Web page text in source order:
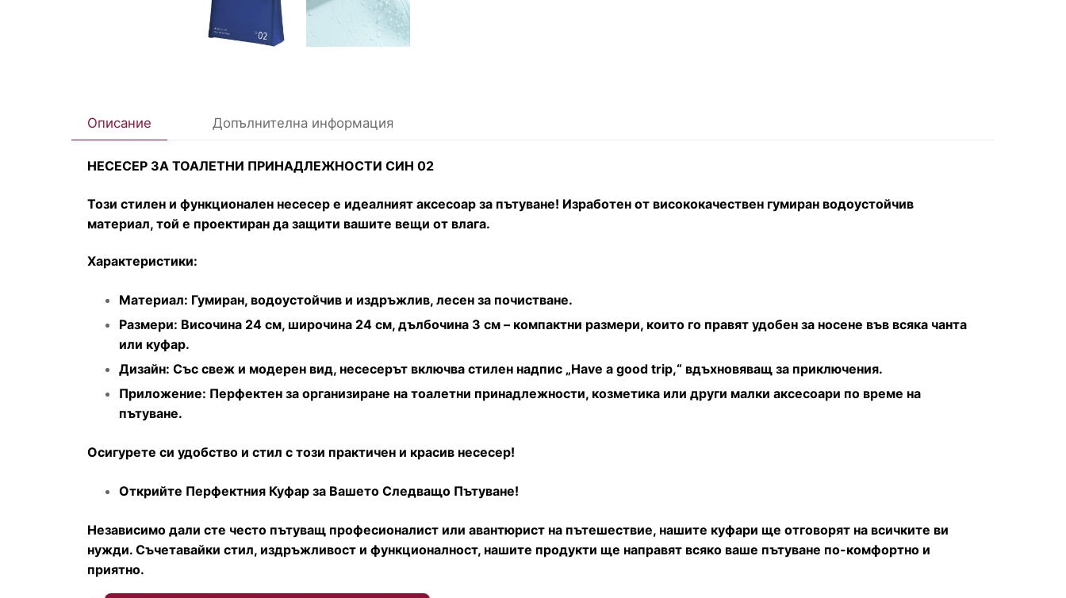
Описание Допълнителна информация
НЕСЕСЕР ЗА ТОАЛЕТНИ ПРИНАДЛЕЖНОСТИ СИН 02
Този стилен и функционален несесер е идеалният аксесоар за пътуване! Изработен от висококачествен гумиран водоустойчив
материал, той е проектиран да защити вашите вещи от влага.
Характеристики:
Материал: Гумиран, водоустойчив и издръжлив, лесен за почистване.
Размери: Височина 24 см, широчина 24 см, дълбочина 3 см – компактни размери, които го правят удобен за носене във всяка чанта
или куфар.
Дизайн: Със свеж и модерен вид, несесерът включва стилен надпис „Have a good trip,“ вдъхновяващ за приключения.
Приложение: Перфектен за организиране на тоалетни принадлежности, козметика или други малки аксесоари по време на
пътуване.
Осигурете си удобство и стил с този практичен и красив несесер!
Открийте Перфектния Куфар за Вашето Следващо Пътуване!
Независимо дали сте често пътуващ професионалист или авантюрист на пътешествие, нашите куфари ще отговорят на всичките ви
нужди. Съчетавайки стил, издръжливост и функционалност, нашите продукти ще направят всяко ваше пътуване по-комфортно и
приятно.